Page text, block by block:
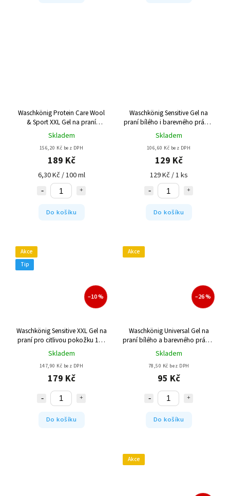
Waschkönig Protein Care Wool
& Sport XXL Gel na praní
sportovního a vlněného prádla
100 Pracích cyklů
Skladem
156,20 Kč bez DPH
189 Kč
6,30 Kč / 100 ml
Do košíku
Waschkönig Sensitive Gel na
praní bílého i barevného prádla
54 Pracích cyklů
Skladem
106,60 Kč bez DPH
129 Kč
129 Kč / 1 ks
Do košíku
Akce
Tip
–10 %
Waschkönig Sensitive XXL Gel na
praní pro citlivou pokožku 110
Pracích cyklů
Skladem
147,90 Kč bez DPH
179 Kč
Do košíku
Akce
–26 %
Waschkönig Universal Gel na
praní bílého a barevného prádla
54 Pracích cyklů
Skladem
78,50 Kč bez DPH
95 Kč
Do košíku
Akce